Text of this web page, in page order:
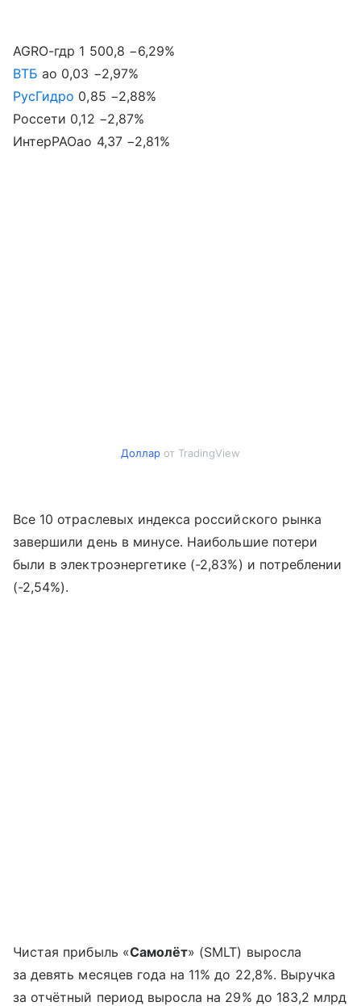
AGRO-гдр 1 500,8 −6,29%
ВТБ ао 0,03 −2,97%
РусГидро 0,85 −2,88%
Россети 0,12 −2,87%
ИнтерРАОао 4,37 −2,81%
Доллар от TradingView
Все 10 отраслевых индекса российского рынка
завершили день в минусе. Наибольшие потери
были в электроэнергетике (-2,83%) и потреблении
(-2,54%).
Чистая прибыль «Самолёт» (SMLT) выросла
за девять месяцев года на 11% до 22,8%. Выручка
за отчётный период выросла на 29% до 183,2 млрд